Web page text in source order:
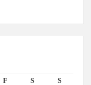
F S S